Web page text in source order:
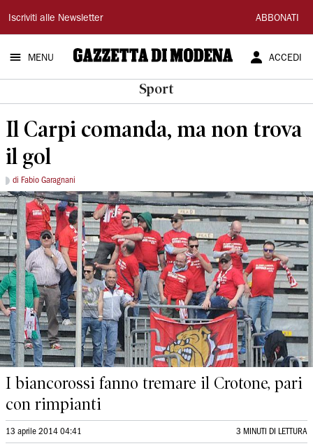
Gazzetta
di
Modena
Iscriviti alle Newsletter ABBONATI
MENU ACCEDI
Sport
Il Carpi comanda, ma non trova
il gol
di Fabio Garagnani
I biancorossi fanno tremare il Crotone, pari
con rimpianti
13 aprile 2014 04:41 3 MINUTI DI LETTURA